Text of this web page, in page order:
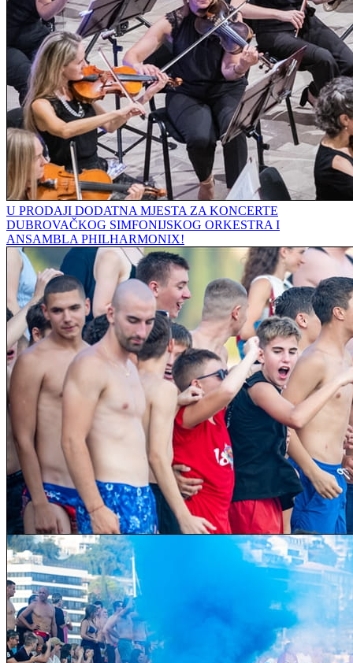
U PRODAJI DODATNA MJESTA ZA KONCERTE
DUBROVAČKOG SIMFONIJSKOG ORKESTRA I
ANSAMBLA PHILHARMONIX!